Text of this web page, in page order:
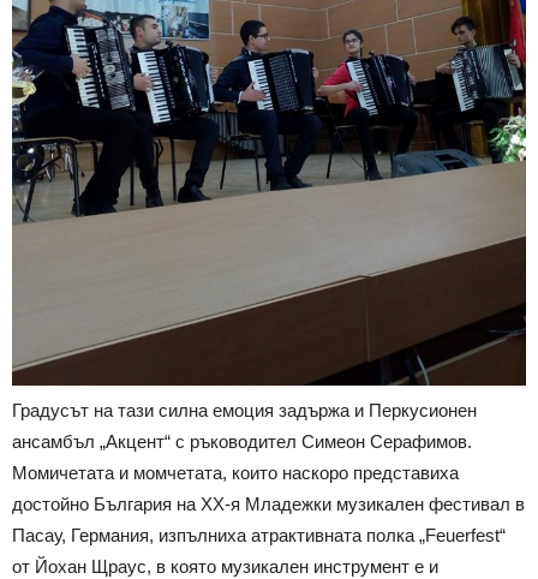
Градусът на тази силна емоция задържа и Перкусионен
ансамбъл „Акцент“ с ръководител Симеон Серафимов.
Момичетата и момчетата, които наскоро представиха
достойно България на XX-я Младежки музикален фестивал в
Пасау, Германия, изпълниха атрактивната полка „Feuerfest“
от Йохан Щраус, в която музикален инструмент е и